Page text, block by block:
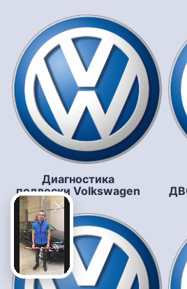
Диагностика
подвески Volkswagen